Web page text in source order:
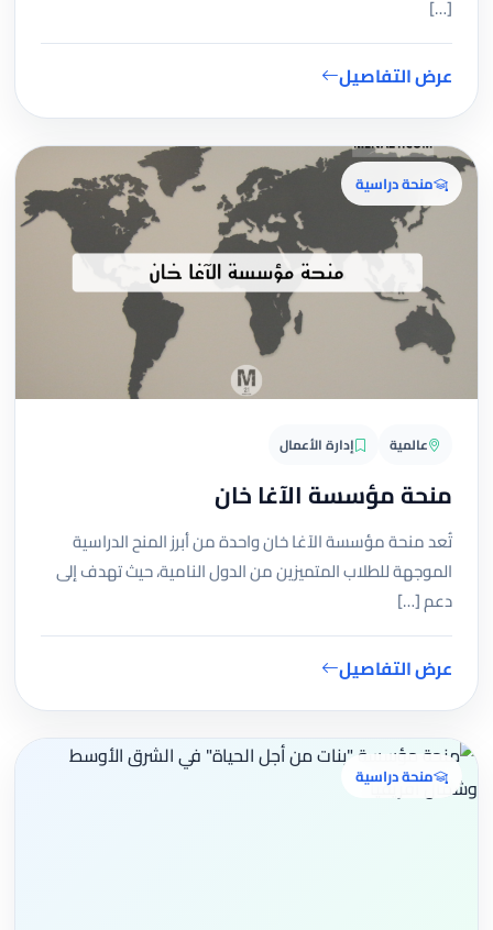
[…]
عرض التفاصيل
منحة دراسية
عالمية إدارة الأعمال
منحة مؤسسة الآغا خان
تُعد منحة مؤسسة الآغا خان واحدة من أبرز المنح الدراسية
الموجهة للطلاب المتميزين من الدول النامية، حيث تهدف إلى
دعم […]
عرض التفاصيل
منحة دراسية